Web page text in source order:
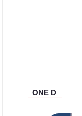
ONE D